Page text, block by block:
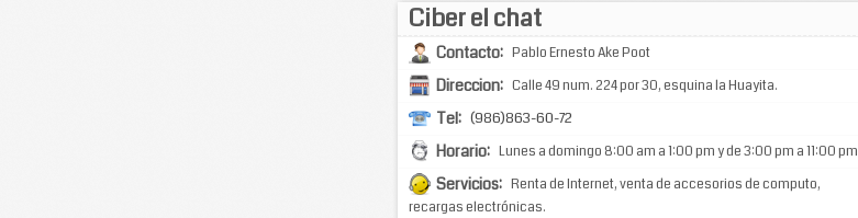
Ciber el chat
Contacto: Pablo Ernesto Ake Poot
Direccion: Calle 49 num. 224 por 30, esquina la Huayita.
Tel: (986)863-60-72
Horario: Lunes a domingo 8:00 am a 1:00 pm y de 3:00 pm a 11:00 pm
Servicios: Renta de Internet, venta de accesorios de computo,
recargas electrónicas.